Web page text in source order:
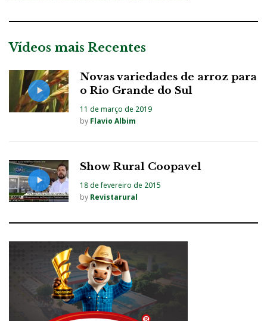
Vídeos mais Recentes
Novas variedades de arroz para
o Rio Grande do Sul
11 de março de 2019
by Flavio Albim
Show Rural Coopavel
18 de fevereiro de 2015
by Revistarural